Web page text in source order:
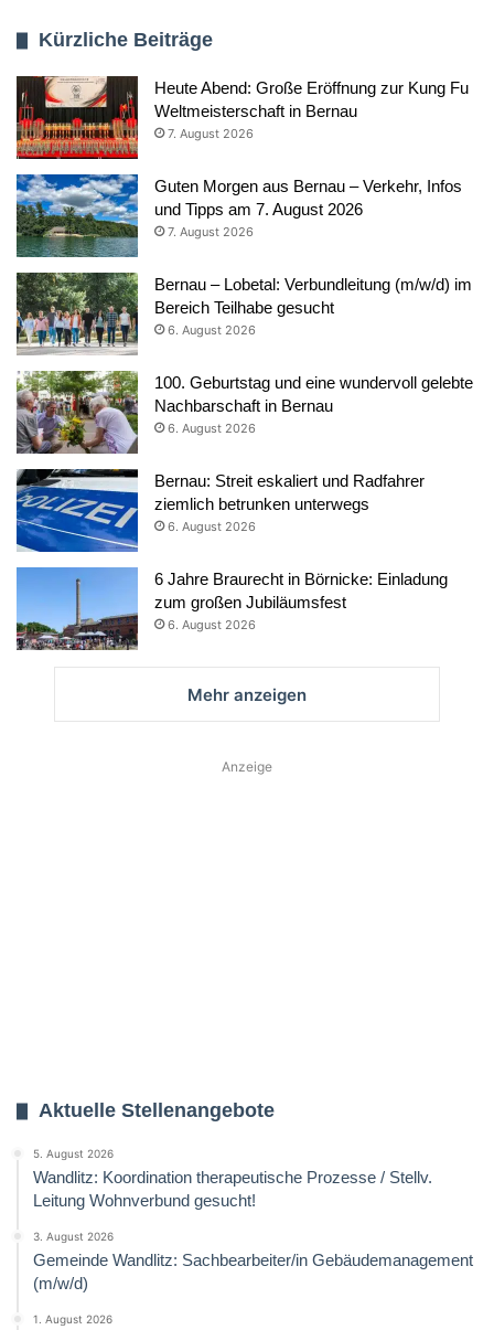
Kürzliche Beiträge
Heute Abend: Große Eröffnung zur Kung Fu
Weltmeisterschaft in Bernau
7. August 2026
Guten Morgen aus Bernau – Verkehr, Infos
und Tipps am 7. August 2026
7. August 2026
Bernau – Lobetal: Verbundleitung (m/w/d) im
Bereich Teilhabe gesucht
6. August 2026
100. Geburtstag und eine wundervoll gelebte
Nachbarschaft in Bernau
6. August 2026
Bernau: Streit eskaliert und Radfahrer
ziemlich betrunken unterwegs
6. August 2026
6 Jahre Braurecht in Börnicke: Einladung
zum großen Jubiläumsfest
6. August 2026
Mehr anzeigen
Anzeige
Aktuelle Stellenangebote
5. August 2026
Wandlitz: Koordination therapeutische Prozesse / Stellv.
Leitung Wohnverbund gesucht!
3. August 2026
Gemeinde Wandlitz: Sachbearbeiter/in Gebäudemanagement
(m/w/d)
1. August 2026